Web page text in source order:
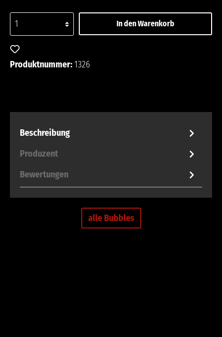
In den Warenkorb
Produktnummer:1326
Beschreibung
Produzent
Bewertungen
alle Bubbles